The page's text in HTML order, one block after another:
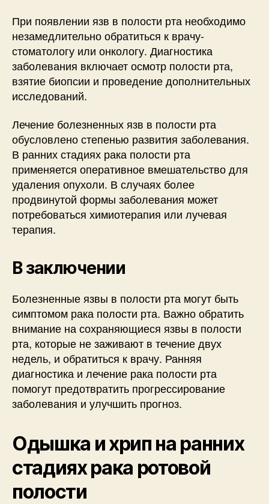
При появлении язв в полости рта необходимо
незамедлительно обратиться к врачу-
стоматологу или онкологу. Диагностика
заболевания включает осмотр полости рта,
взятие биопсии и проведение дополнительных
исследований.
Лечение болезненных язв в полости рта
обусловлено степенью развития заболевания.
В ранних стадиях рака полости рта
применяется оперативное вмешательство для
удаления опухоли. В случаях более
продвинутой формы заболевания может
потребоваться химиотерапия или лучевая
терапия.
В заключении
Болезненные язвы в полости рта могут быть
симптомом рака полости рта. Важно обратить
внимание на сохраняющиеся язвы в полости
рта, которые не заживают в течение двух
недель, и обратиться к врачу. Ранняя
диагностика и лечение рака полости рта
помогут предотвратить прогрессирование
заболевания и улучшить прогноз.
Одышка и хрип на ранних
стадиях рака ротовой
полости